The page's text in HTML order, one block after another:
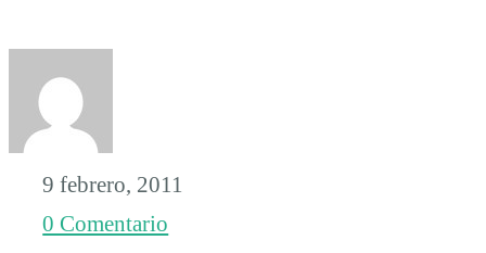
Puerto
Vallarta
9 febrero, 2011
0 Comentario